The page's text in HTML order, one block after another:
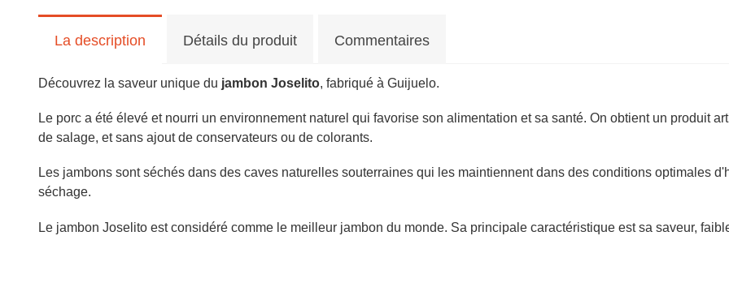
La description Détails du produit Commentaires
Découvrez la saveur unique du jambon Joselito, fabriqué à Guijuelo.
Le porc a été élevé et nourri un environnement naturel qui favorise son alimentation et sa santé. On obtient un produit
de salage, et sans ajout de conservateurs ou de colorants.
Les jambons sont séchés dans des caves naturelles souterraines qui les maintiennent dans des conditions optimales
séchage.
Le jambon Joselito est considéré comme le meilleur jambon du monde. Sa principale caractéristique est sa saveur,